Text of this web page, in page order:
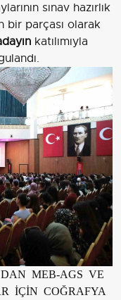
sınav hazırlık
bir parçası olarak
katılımıyla
MEB-AGS VE
İÇİN COĞRAFYA